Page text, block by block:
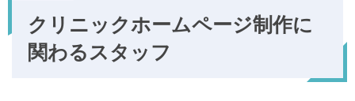
クリニックホームページ制作に
関わるスタッフ